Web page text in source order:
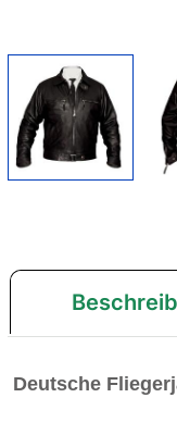
Deutsche